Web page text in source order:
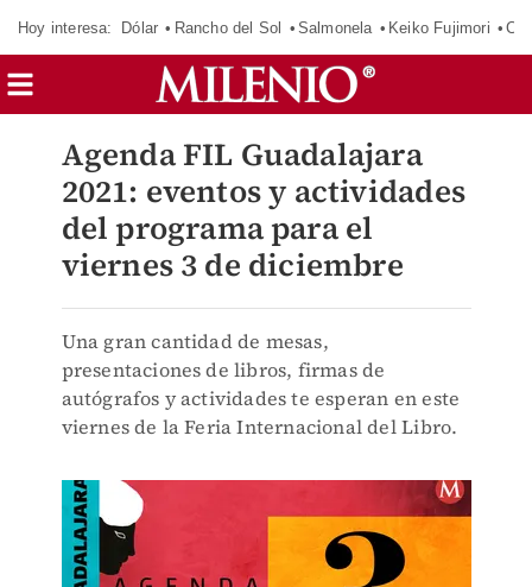
Hoy interesa: Dólar Rancho del Sol Salmonela Keiko Fujimori
Agenda FIL Guadalajara
2021: eventos y actividades
del programa para el
viernes 3 de diciembre
Una gran cantidad de mesas,
presentaciones de libros, firmas de
autógrafos y actividades te esperan en este
viernes de la Feria Internacional del Libro.